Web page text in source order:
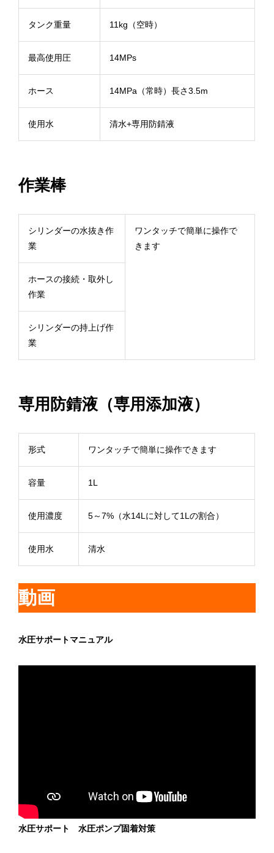
タンク重量 11kg（空時）
最高使用圧 14MPs
ホース 14MPa（常時）長さ3.5m
使用水 清水+専用防錆液
作業棒
シリンダーの水抜き作
業
ワンタッチで簡単に操作で
きます
ホースの接続・取外し
作業
シリンダーの持上げ作
業
専用防錆液（専用添加液）
形式 ワンタッチで簡単に操作できます
容量 1L
使用濃度 5～7%（水14Lに対して1Lの割合）
使用水 清水
動画
水圧サポートマニュアル
水圧サポート 水圧ポンプ固着対策